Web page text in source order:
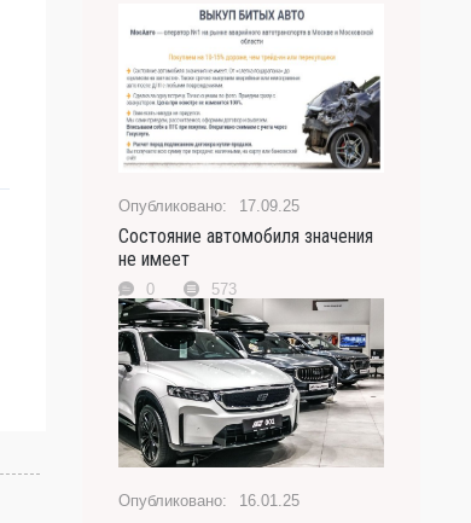
17.09.25
Состояние автомобиля значения
не имеет
0 573
16.01.25